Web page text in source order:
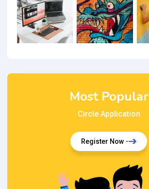
Most Popular
Circle Application
Register Now